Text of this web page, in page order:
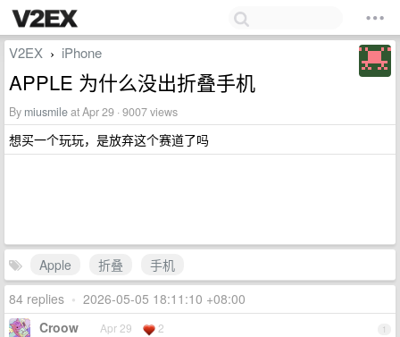
V2EX › iPhone
APPLE 为什么没出折叠手机
By miusmileat Apr 29 · 9007 views
想买一个玩玩，是放弃这个赛道了吗
Apple 折叠
手机
84 replies • 2026-05-05 18:11:10 +08:00
1
Croow Apr 29 2